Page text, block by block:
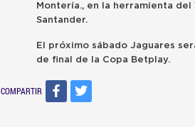
Montería., en la herramienta
Santander.
El próximo sábado Jaguares
de final de la Copa Betplay.
COMPARTIR